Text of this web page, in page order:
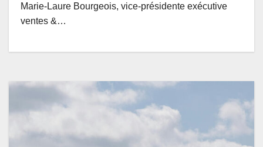
Marie-Laure Bourgeois, vice-présidente exécutive
ventes &…